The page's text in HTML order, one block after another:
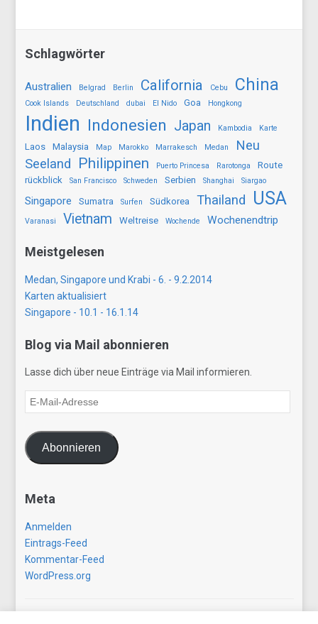
Schlagwörter
Australien Belgrad Berlin California Cebu China
Cook Islands Deutschland dubai El Nido Goa Hongkong
Indien Indonesien Japan Kambodia Karte
Laos Malaysia Map Marokko Marrakesch Medan
Neu
Seeland
Philippinen Puerto Princesa Rarotonga
Route
rückblick
San Francisco Schweden Serbien Shanghai Siargao
Singapore Sumatra Surfen Südkorea Thailand USA
Varanasi Vietnam Weltreise Wochende Wochenendtrip
Meistgelesen
Medan, Singapore und Krabi - 6. - 9.2.2014
Karten aktualisiert
Singapore - 10.1 - 16.1.14
Blog via Mail abonnieren
Lasse dich über neue Einträge via Mail informieren.
E-
Mail-
Abonnieren
Meta
Anmelden
Eintrags-Feed
Kommentar-Feed
WordPress.org